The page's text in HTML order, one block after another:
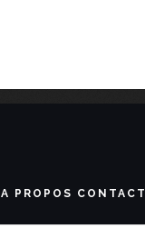
A PROPOS CONTACT